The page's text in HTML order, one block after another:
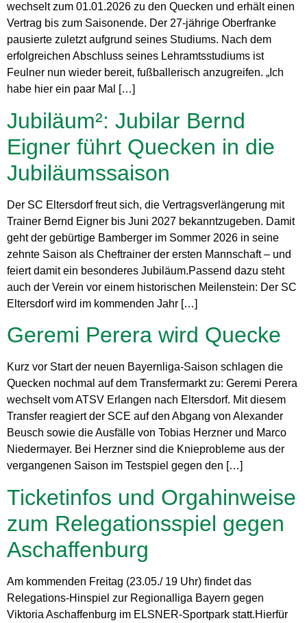
wechselt zum 01.01.2026 zu den Quecken und erhält einen
Vertrag bis zum Saisonende. Der 27-jährige Oberfranke
pausierte zuletzt aufgrund seines Studiums. Nach dem
erfolgreichen Abschluss seines Lehramtsstudiums ist
Feulner nun wieder bereit, fußballerisch anzugreifen. „Ich
habe hier ein paar Mal […]
Jubiläum²: Jubilar Bernd
Eigner führt Quecken in die
Jubiläumssaison
Der SC Eltersdorf freut sich, die Vertragsverlängerung mit
Trainer Bernd Eigner bis Juni 2027 bekanntzugeben. Damit
geht der gebürtige Bamberger im Sommer 2026 in seine
zehnte Saison als Cheftrainer der ersten Mannschaft – und
feiert damit ein besonderes Jubiläum.Passend dazu steht
auch der Verein vor einem historischen Meilenstein: Der SC
Eltersdorf wird im kommenden Jahr […]
Geremi Perera wird Quecke
Kurz vor Start der neuen Bayernliga-Saison schlagen die
Quecken nochmal auf dem Transfermarkt zu: Geremi Perera
wechselt vom ATSV Erlangen nach Eltersdorf. Mit diesem
Transfer reagiert der SCE auf den Abgang von Alexander
Beusch sowie die Ausfälle von Tobias Herzner und Marco
Niedermayer. Bei Herzner sind die Knieprobleme aus der
vergangenen Saison im Testspiel gegen den […]
Ticketinfos und Orgahinweise
zum Relegationsspiel gegen
Aschaffenburg
Am kommenden Freitag (23.05./ 19 Uhr) findet das
Relegations-Hinspiel zur Regionalliga Bayern gegen
Viktoria Aschaffenburg im ELSNER-Sportpark statt.Hierfür